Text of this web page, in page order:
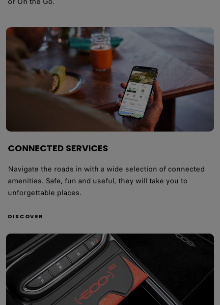
CONNECTED SERVICES
Navigate the roads in with a wide selection of connected
amenities. Safe, fun and useful, they will take you to
unforgettable places.
DISCOVER